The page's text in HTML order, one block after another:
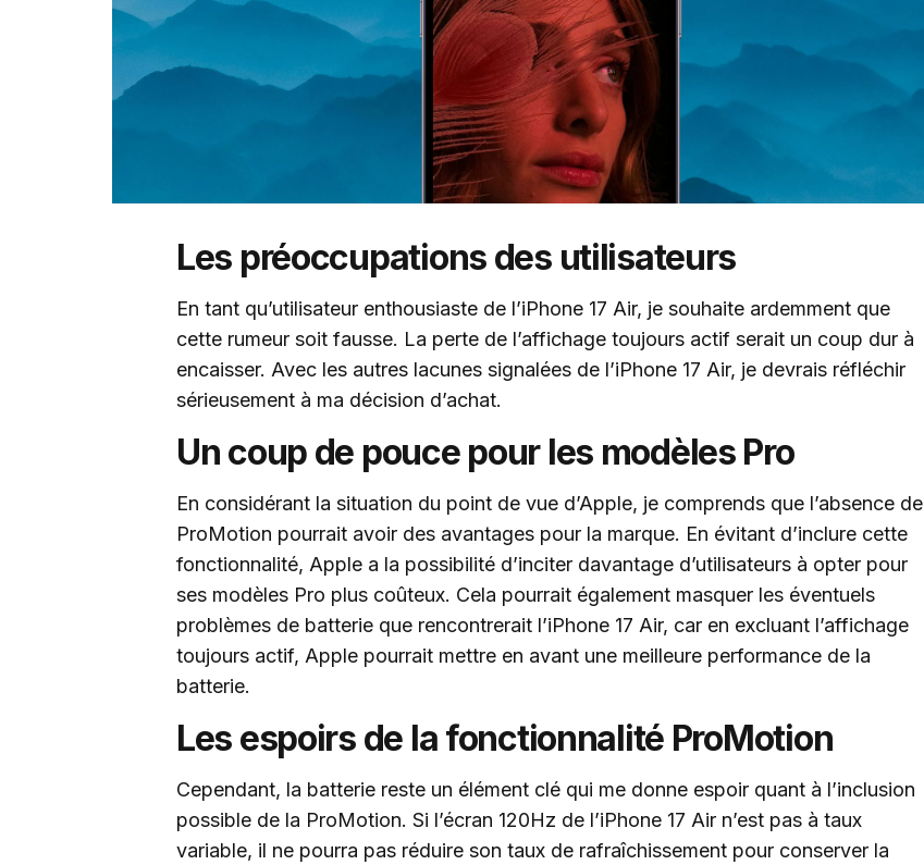
Les préoccupations des utilisateurs
En tant qu’utilisateur enthousiaste de l’iPhone 17 Air, je souhaite ardemment que
cette rumeur soit fausse. La perte de l’affichage toujours actif serait un coup dur à
encaisser. Avec les autres lacunes signalées de l’iPhone 17 Air, je devrais réfléchir
sérieusement à ma décision d’achat.
Un coup de pouce pour les modèles Pro
En considérant la situation du point de vue d’Apple, je comprends que l’absence de
ProMotion pourrait avoir des avantages pour la marque. En évitant d’inclure cette
fonctionnalité, Apple a la possibilité d’inciter davantage d’utilisateurs à opter pour
ses modèles Pro plus coûteux. Cela pourrait également masquer les éventuels
problèmes de batterie que rencontrerait l’iPhone 17 Air, car en excluant l’affichage
toujours actif, Apple pourrait mettre en avant une meilleure performance de la
batterie.
Les espoirs de la fonctionnalité ProMotion
Cependant, la batterie reste un élément clé qui me donne espoir quant à l’inclusion
possible de la ProMotion. Si l’écran 120Hz de l’iPhone 17 Air n’est pas à taux
variable, il ne pourra pas réduire son taux de rafraîchissement pour conserver la